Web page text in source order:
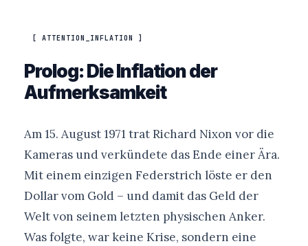
[ ATTENTION_INFLATION ]
Prolog: Die Inflation der
Aufmerksamkeit
Am 15. August 1971 trat Richard Nixon vor die
Kameras und verkündete das Ende einer Ära.
Mit einem einzigen Federstrich löste er den
Dollar vom Gold – und damit das Geld der
Welt von seinem letzten physischen Anker.
Was folgte, war keine Krise, sondern eine